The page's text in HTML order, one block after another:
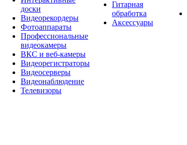
доски
Видеорекордеры
Фотоаппараты
Профессиональные
видеокамеры
ВКС и веб-камеры
Видеорегистраторы
Видеосерверы
Видеонаблюдение
Телевизоры
Гитарная
обработка
Аксессуары